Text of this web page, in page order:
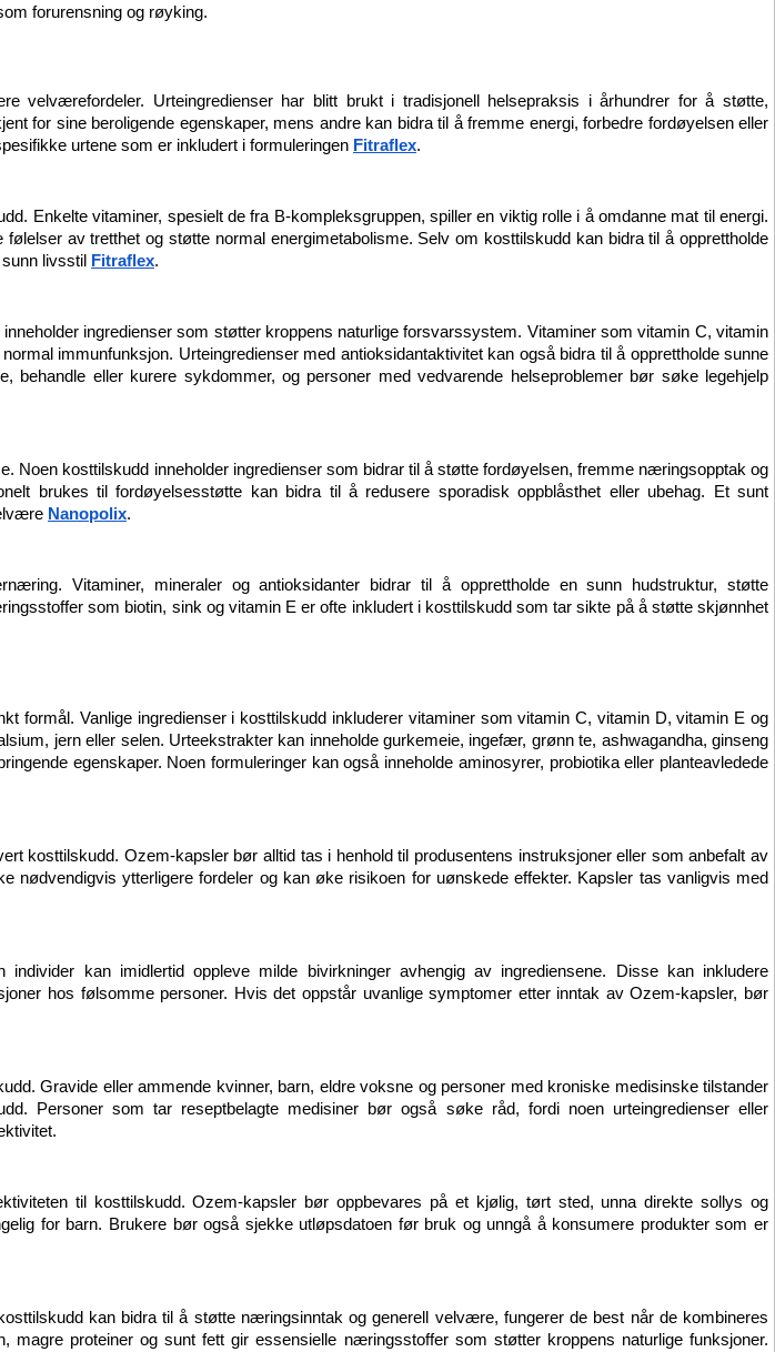
forurensning og røyking.
velværefordeler. Urteingredienser har blitt brukt i tradisjonell helsepraksis i århundrer for å støtte,
for sine beroligende egenskaper, mens andre kan bidra til å fremme energi, forbedre fordøyelsen eller
urtene som er inkludert i formuleringen Fitraflex.
Enkelte vitaminer, spesielt de fra B-kompleksgruppen, spiller en viktig rolle i å omdanne mat til energi.
av tretthet og støtte normal energimetabolisme. Selv om kosttilskudd kan bidra til å opprettholde
livsstil
Fitraflex.
ingredienser som støtter kroppens naturlige forsvarssystem. Vitaminer som vitamin C, vitamin
immunfunksjon. Urteingredienser med antioksidantaktivitet kan også bidra til å opprettholde sunne
Noen kosttilskudd inneholder ingredienser som bidrar til å støtte fordøyelsen, fremme næringsopptak og
brukes til fordøyelsesstøtte kan bidra til å redusere sporadisk oppblåsthet eller ubehag. Et sunt
Nanopolix.
Vitaminer, mineraler og antioksidanter bidrar til å opprettholde en sunn hudstruktur, støtte
som biotin, sink og vitamin E er ofte inkludert i kosttilskudd som tar sikte på å støtte skjønnhet
formål. Vanlige ingredienser i kosttilskudd inkluderer vitaminer som vitamin C, vitamin D, vitamin E og
jern eller selen. Urteekstrakter kan inneholde gurkemeie, ingefær, grønn te, ashwagandha, ginseng
egenskaper. Noen formuleringer kan også inneholde aminosyrer, probiotika eller planteavledede
kosttilskudd. Ozem-kapsler bør alltid tas i henhold til produsentens instruksjoner eller som anbefalt av
nødvendigvis ytterligere fordeler og kan øke risikoen for uønskede effekter. Kapsler tas vanligvis med
kan imidlertid oppleve milde bivirkninger avhengig av ingrediensene. Disse kan inkludere
hos følsomme personer. Hvis det oppstår uvanlige symptomer etter inntak av Ozem-kapsler, bør
Gravide eller ammende kvinner, barn, eldre voksne og personer med kroniske medisinske tilstander
Personer som tar reseptbelagte medisiner bør også søke råd, fordi noen urteingredienser eller
til kosttilskudd. Ozem-kapsler bør oppbevares på et kjølig, tørt sted, unna direkte sollys og
for barn. Brukere bør også sjekke utløpsdatoen før bruk og unngå å konsumere produkter som er
kan bidra til å støtte næringsinntak og generell velvære, fungerer de best når de kombineres
proteiner og sunt fett gir essensielle næringsstoffer som støtter kroppens naturlige funksjoner.